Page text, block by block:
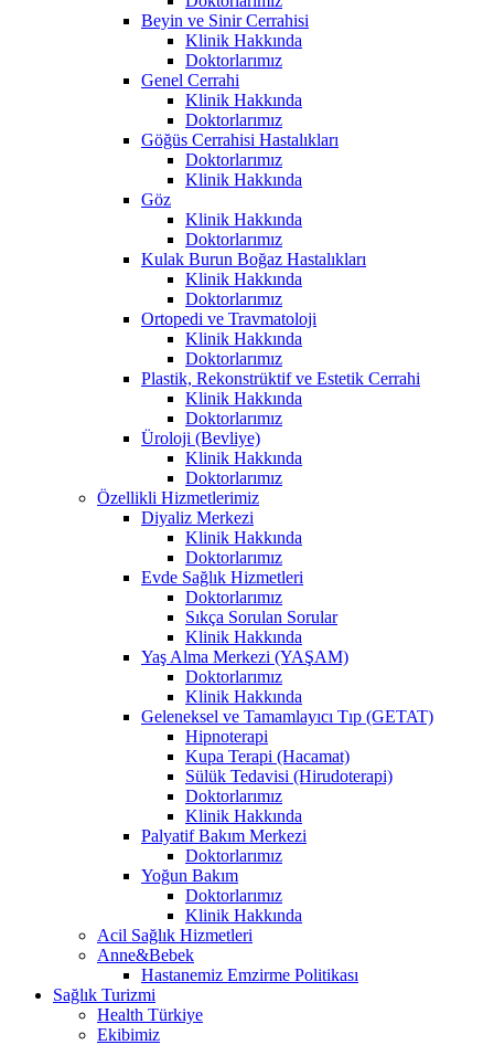
Beyin ve Sinir Cerrahisi
Klinik Hakkında
Doktorlarımız
Genel Cerrahi
Klinik Hakkında
Doktorlarımız
Göğüs Cerrahisi Hastalıkları
Doktorlarımız
Klinik Hakkında
Göz
Klinik Hakkında
Doktorlarımız
Kulak Burun Boğaz Hastalıkları
Klinik Hakkında
Doktorlarımız
Ortopedi ve Travmatoloji
Klinik Hakkında
Doktorlarımız
Plastik, Rekonstrüktif ve Estetik Cerrahi
Klinik Hakkında
Doktorlarımız
Üroloji (Bevliye)
Klinik Hakkında
Doktorlarımız
Özellikli Hizmetlerimiz
Diyaliz Merkezi
Klinik Hakkında
Doktorlarımız
Evde Sağlık Hizmetleri
Doktorlarımız
Sıkça Sorulan Sorular
Klinik Hakkında
Yaş Alma Merkezi (YAŞAM)
Doktorlarımız
Klinik Hakkında
Geleneksel ve Tamamlayıcı Tıp (GETAT)
Hipnoterapi
Kupa Terapi (Hacamat)
Sülük Tedavisi (Hirudoterapi)
Doktorlarımız
Klinik Hakkında
Palyatif Bakım Merkezi
Doktorlarımız
Yoğun Bakım
Doktorlarımız
Klinik Hakkında
Acil Sağlık Hizmetleri
Anne&Bebek
Hastanemiz Emzirme Politikası
Sağlık Turizmi
Health Türkiye
Ekibimiz